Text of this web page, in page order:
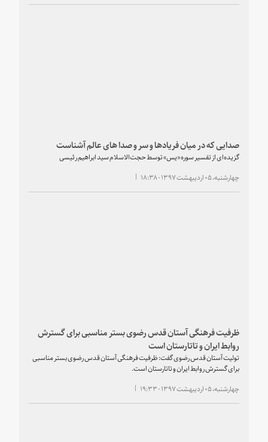
صدایی که در میان فریادها و سر و صدا های عالم آشناست
گزیده‌ای از تفسیر سوره «یس» توسط حجت‌الاسلام سید ابراهیم رئیسی
چهارشنبه، ۰۵ اردیبهشت ۱۳۹۷ - ۱۸:۳۸
ظرفیت فرهنگی آستان قدس رضوی بستر مناسبی برای گسترش
روابط ایران و تاتارستان است
تولیت آستان قدس رضوی گفت: ظرفیت فرهنگی آستان قدس رضوی بستر مناسبی
برای گسترش روابط ایران و تاتارستان است.
چهارشنبه، ۰۵ اردیبهشت ۱۳۹۷ - ۱۹:۳۳